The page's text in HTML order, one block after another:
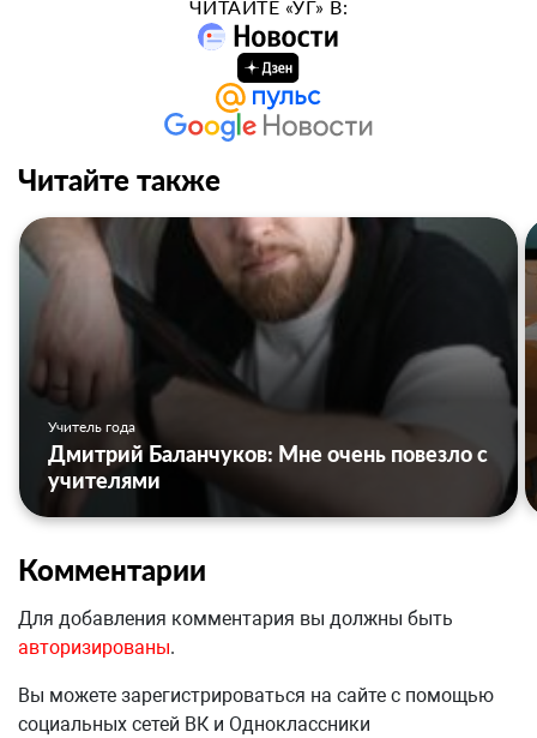
ЧИТАЙТЕ «УГ» В:
Читайте также
Учитель года
Дмитрий Баланчуков: Мне очень повезло с
учителями
Комментарии
Для добавления комментария вы должны быть
авторизированы.
Вы можете зарегистрироваться на сайте с помощью
социальных сетей ВК и Одноклассники